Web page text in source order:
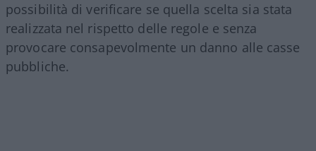
possibilità di verificare se quella scelta sia stata
realizzata nel rispetto delle regole e senza
provocare consapevolmente un danno alle casse
pubbliche.